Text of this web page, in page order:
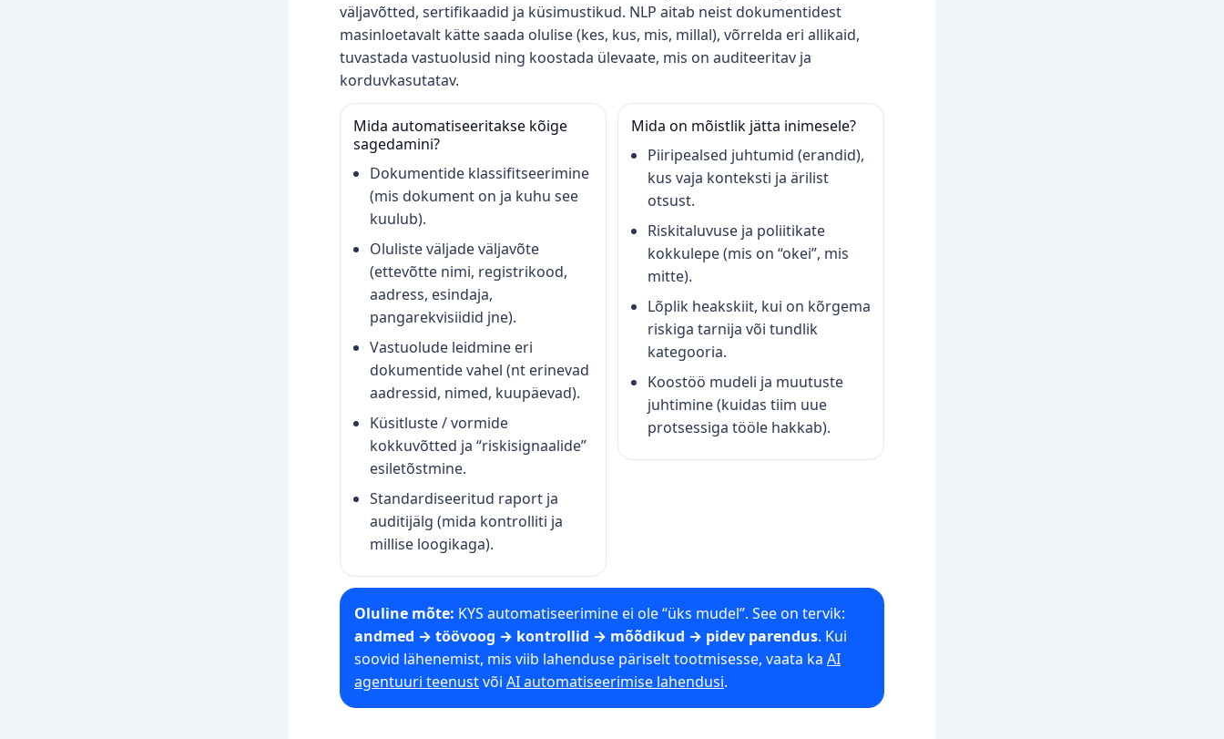
väljavõtted, sertifikaadid ja küsimustikud. NLP aitab neist dokumentidest
masinloetavalt kätte saada olulise (kes, kus, mis, millal), võrrelda eri allikaid,
tuvastada vastuolusid ning koostada ülevaate, mis on auditeeritav ja
korduvkasutatav.
Mida automatiseeritakse kõige
sagedamini?
Dokumentide klassifitseerimine
(mis dokument on ja kuhu see
kuulub).
Oluliste väljade väljavõte
(ettevõtte nimi, registrikood,
aadress, esindaja,
pangarekvisiidid jne).
Vastuolude leidmine eri
dokumentide vahel (nt erinevad
aadressid, nimed, kuupäevad).
Küsitluste / vormide
kokkuvõtted ja “riskisignaalide”
esiletõstmine.
Standardiseeritud raport ja
auditijälg (mida kontrolliti ja
millise loogikaga).
Mida on mõistlik jätta inimesele?
Piiripealsed juhtumid (erandid),
kus vaja konteksti ja ärilist
otsust.
Riskitaluvuse ja poliitikate
kokkulepe (mis on “okei”, mis
mitte).
Lõplik heakskiit, kui on kõrgema
riskiga tarnija või tundlik
kategooria.
Koostöö mudeli ja muutuste
juhtimine (kuidas tiim uue
protsessiga tööle hakkab).
Oluline mõte: KYS automatiseerimine ei ole “üks mudel”. See on tervik:
andmed → töövoog → kontrollid → mõõdikud → pidev parendus. Kui
soovid lähenemist, mis viib lahenduse päriselt tootmisesse, vaata ka AI
agentuuri teenustvõi AI automatiseerimise lahendusi.